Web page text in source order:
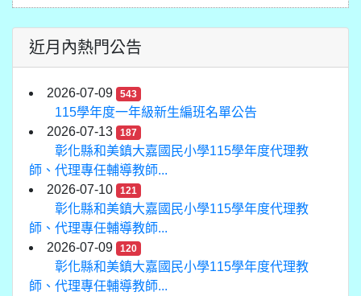
近月內熱門公告
2026-07-09 543
115學年度一年級新生編班名單公告
2026-07-13
187
彰化縣和美鎮大嘉國民小學115學年度代理教
師、代理專任輔導教師...
2026-07-10
121
彰化縣和美鎮大嘉國民小學115學年度代理教
師、代理專任輔導教師...
2026-07-09
120
彰化縣和美鎮大嘉國民小學115學年度代理教
師、代理專任輔導教師...